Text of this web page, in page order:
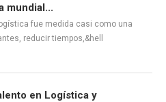
mundial...
fue medida casi como una
reducir tiempos,&hell
en Logística y